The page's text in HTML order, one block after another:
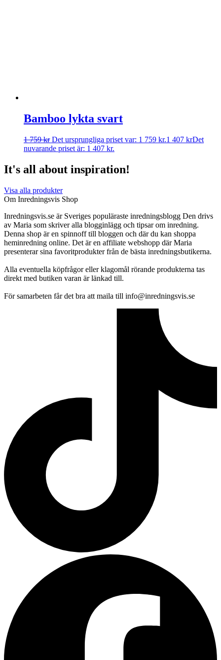
Bamboo lykta svart
1 759kr Det ursprungliga priset var: 1 759 kr.1 407 krDet
nuvarande priset är: 1 407 kr.
It's all about inspiration!
Visa alla produkter
Om Inredningsvis Shop
Inredningsvis.se är Sveriges populäraste inredningsblogg Den drivs
av Maria som skriver alla blogginlägg och tipsar om inredning.
Denna shop är en spinnoff till bloggen och där du kan shoppa
heminredning online. Det är en affiliate webshopp där Maria
presenterar sina favoritprodukter från de bästa inredningsbutikerna.
Alla eventuella köpfrågor eller klagomål rörande produkterna tas
direkt med butiken varan är länkad till.
För samarbeten får det bra att maila till info@inredningsvis.se